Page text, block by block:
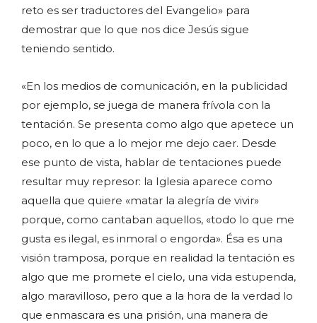
reto es ser traductores del Evangelio» para
demostrar que lo que nos dice Jesús sigue
teniendo sentido.
«En los medios de comunicación, en la publicidad
por ejemplo, se juega de manera frívola con la
tentación. Se presenta como algo que apetece un
poco, en lo que a lo mejor me dejo caer. Desde
ese punto de vista, hablar de tentaciones puede
resultar muy represor: la Iglesia aparece como
aquella que quiere «matar la alegría de vivir»
porque, como cantaban aquellos, «todo lo que me
gusta es ilegal, es inmoral o engorda». Ésa es una
visión tramposa, porque en realidad la tentación es
algo que me promete el cielo, una vida estupenda,
algo maravilloso, pero que a la hora de la verdad lo
que enmascara es una prisión, una manera de